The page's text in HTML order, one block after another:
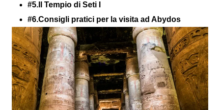
#5.Il Tempio di Seti I
#6.Consigli pratici per la visita ad Abydos